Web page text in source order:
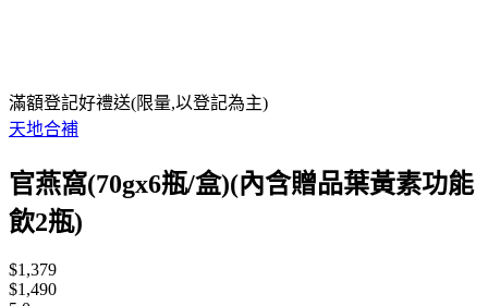
滿額登記好禮送(限量,以登記為主)
天地合補
官燕窩(70gx6瓶/盒)(內含贈品葉黃素功能
飲2瓶)
$1,379
$1,490